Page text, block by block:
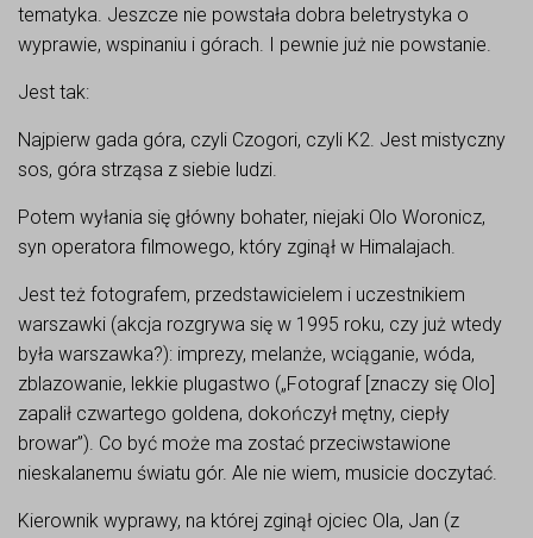
tematyka. Jeszcze nie powstała dobra beletrystyka o
wyprawie, wspinaniu i górach. I pewnie już nie powstanie.
Jest tak:
Najpierw gada góra, czyli Czogori, czyli K2. Jest mistyczny
sos, góra strząsa z siebie ludzi.
Potem wyłania się główny bohater, niejaki Olo Woronicz,
syn operatora filmowego, który zginął w Himalajach.
Jest też fotografem, przedstawicielem i uczestnikiem
warszawki (akcja rozgrywa się w 1995 roku, czy już wtedy
była warszawka?): imprezy, melanże, wciąganie, wóda,
zblazowanie, lekkie plugastwo („Fotograf [znaczy się Olo]
zapalił czwartego goldena, dokończył mętny, ciepły
browar”). Co być może ma zostać przeciwstawione
nieskalanemu światu gór. Ale nie wiem, musicie doczytać.
Kierownik wyprawy, na której zginął ojciec Ola, Jan (z